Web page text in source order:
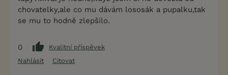
chovatelky,ale co mu dávám lososák a pupalku,tak
se mu to hodně zlepšilo.
0
Kvalitní příspěvek
Nahlásit
Citovat